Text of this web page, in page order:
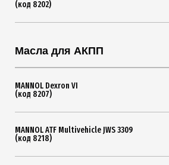
(код 8202)
Масла для АКПП
MANNOL Dexron VI
(код 8207)
MANNOL ATF Multivehicle JWS 3309
(код 8218)